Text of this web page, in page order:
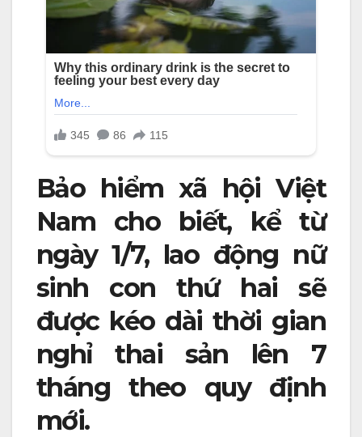
Bảo hiểm xã hội Việt
Nam cho biết, kể từ
ngày 1/7, lao động nữ
sinh con thứ hai sẽ
được kéo dài thời gian
nghỉ thai sản lên 7
tháng theo quy định
mới.